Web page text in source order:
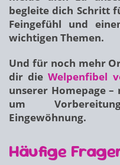
begleite dich Schritt
Feingefühl und
wichtigen Themen.
Und für noch mehr
dir dieWelpenfibel
unserer Homepage
um
Eingewöhnung.
Häufige